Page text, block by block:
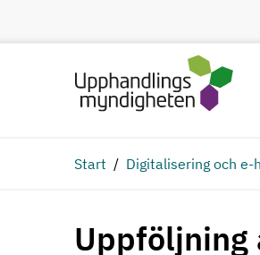
Start Digitalisering och e-
Uppföljning